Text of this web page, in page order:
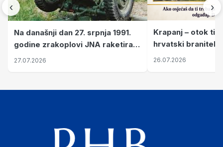
‹
Na današnji dan 27. srpnja 1991.
godine zrakoplovi JNA raketirali
su vojarnu i obučni centar "Nikola
27.07.2026
Krapanj – otok
hrvatski branitelji
pronalaze mir
26.07.2026
›